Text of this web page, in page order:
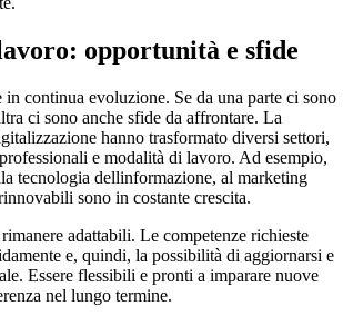
opportunità e sfide
continua evoluzione. Se da una parte ci sono
ci sono anche sfide da affrontare. La
hanno trasformato diversi settori,
e modalità di lavoro. Ad esempio,
tecnologia dellinformazione, al marketing
sono in costante crescita.
adattabili. Le competenze richieste
e, quindi, la possibilità di aggiornarsi e
Essere flessibili e pronti a imparare nuove
nel lungo termine.